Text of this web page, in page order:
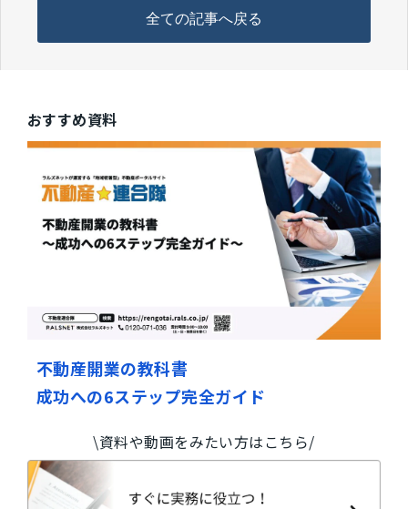
全ての記事へ戻る
おすすめ資料
不動産開業の教科書
成功への6ステップ完全ガイド
\資料や動画をみたい方はこちら/